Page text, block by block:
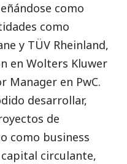
como
como
y TÜV Rheinland,
en Wolters Kluwer
Manager en PwC.
desarrollar,
de
como business
circulante,